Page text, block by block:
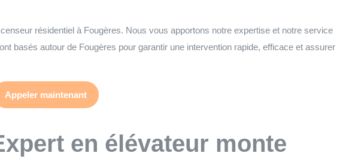
résidentiel à Fougères. Nous vous apportons notre expertise et notre service
basés autour de Fougères pour garantir une intervention rapide, efficace et assurer
Appeler maintenant
en élévateur monte